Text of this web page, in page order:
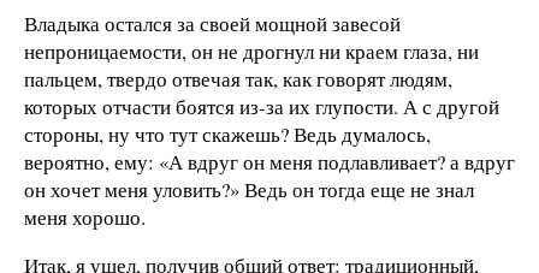
Владыка остался за своей мощной завесой
непроницаемости, он не дрогнул ни краем глаза, ни
пальцем, твердо отвечая так, как говорят людям,
которых отчасти боятся из-за их глупости. А с другой
стороны, ну что тут скажешь? Ведь думалось,
вероятно, ему: «А вдруг он меня подлавливает? а вдруг
он хочет меня уловить?» Ведь он тогда еще не знал
меня хорошо.
Итак, я ушел, получив общий ответ: традиционный,